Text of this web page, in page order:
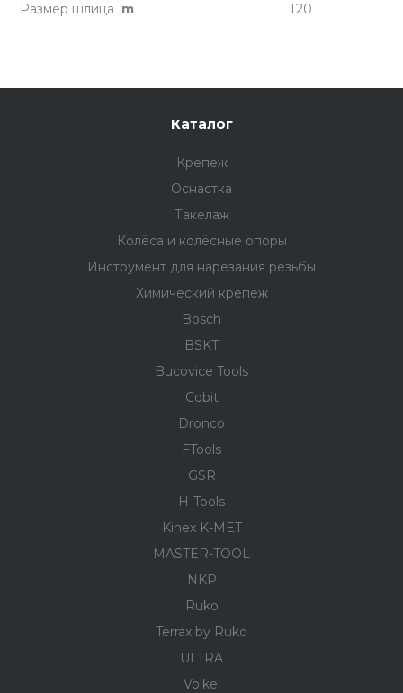
Размер шлица m T20
Каталог
Крепеж
Оснастка
Такелаж
Колёса и колëсные опоры
Инструмент для нарезания резьбы
Химический крепеж
Bosch
BSKT
Bucovice Tools
Cobit
Dronco
FTools
GSR
H-Tools
Kinex K-MET
MASTER-TOOL
NKP
Ruko
Terrax by Ruko
ULTRA
Volkel